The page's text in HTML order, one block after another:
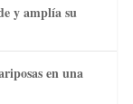
y amplía su
en una